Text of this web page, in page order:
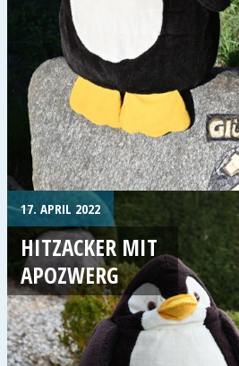
17. APRIL 2022
HITZACKER MIT
APOZWERG